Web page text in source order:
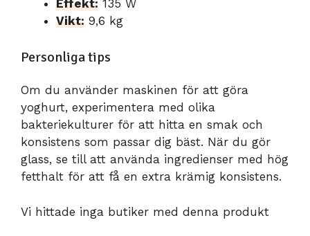
Effekt: 135 W
Vikt: 9,6 kg
Personliga tips
Om du använder maskinen för att göra
yoghurt, experimentera med olika
bakteriekulturer för att hitta en smak och
konsistens som passar dig bäst. När du gör
glass, se till att använda ingredienser med hög
fetthalt för att få en extra krämig konsistens.
Vi hittade inga butiker med denna produkt